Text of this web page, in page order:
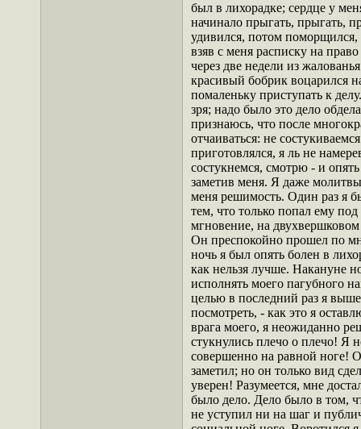
был в лихорадке; сердце у
начинало прыгать, прыгать,
удивился, потом поморщился,
взяв с меня расписку на
через две недели из
красивый бобрик воцарился
помаленьку приступать к
зря; надо было это дело
признаюсь, что после
отчаиваться: не
приготовлялся, я ль не
состукнемся, смотрю - и
заметив меня. Я даже
меня решимость. Один раз я
тем, что только попал ему
мгновение, на двухвершковом
Он преспокойно прошел по
ночь я был опять болен в
как нельзя лучше. Накануне
исполнять моего пагубного
целью в последний раз я
посмотреть, - как это я
врага моего, я неожиданно
стукнулись плечо о плечо! Я
совершенно на равной ноге!
заметил; но он только вид
уверен! Разумеется, мне
было дело. Дело было в том,
не уступил ни на шаг и